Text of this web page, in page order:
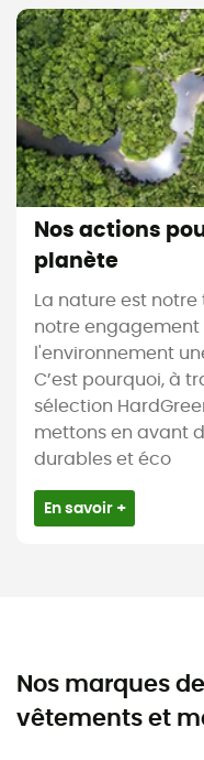
Nos actions
planète
La nature est notre
notre engagement
l'environnement
C’est pourquoi, à
sélection
mettons en avant
durables et éco
En savoir +
Nos marques
vêtements et